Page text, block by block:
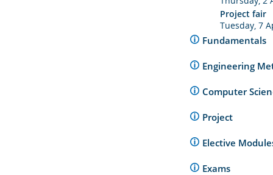
Project fair
Tuesday, 7
Fundamentals
Engineering
Computer
Project
Elective
Exams